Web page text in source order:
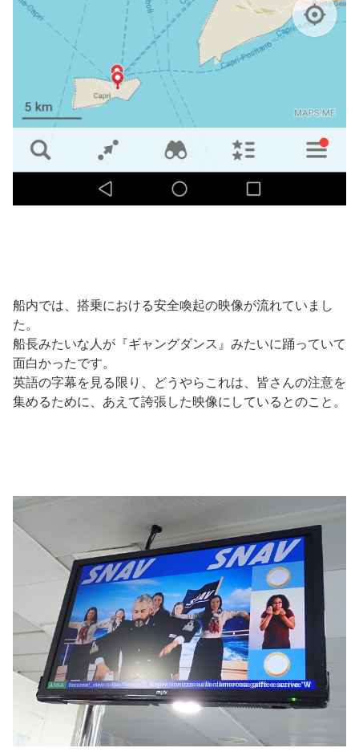
船内では、搭乗における安全喚起の映像が流れていまし
た。
船長みたいな人が『ギャングダンス』みたいに踊っていて
面白かったです。
英語の字幕を見る限り、どうやらこれは、皆さんの注意を
集めるために、あえて誇張した映像にしているとのこと。